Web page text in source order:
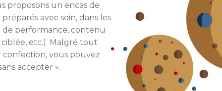
de produire plus de nourriture et d’énergie,
de la République n’a pas communiqué sa
ses convictions.
les représentants des producteurs et des
ministre. Ce dernier aimerait renforcer une
proposons un encas de
avec soin, dans les
de performance, contenu
etc.). Malgré tout
confection, vous pouvez
accepter ».